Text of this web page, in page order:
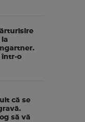
într-o
că se
să vă